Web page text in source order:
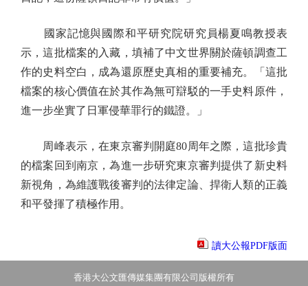
國家記憶與國際和平研究院研究員楊夏鳴教授表
示，這批檔案的入藏，填補了中文世界關於薩頓調查工
作的史料空白，成為還原歷史真相的重要補充。「這批
檔案的核心價值在於其作為無可辯駁的一手史料原件，
進一步坐實了日軍侵華罪行的鐵證。」
周峰表示，在東京審判開庭80周年之際，這批珍貴
的檔案回到南京，為進一步研究東京審判提供了新史料
新視角，為維護戰後審判的法律定論、捍衛人類的正義
和平發揮了積極作用。
讀大公報PDF版面
香港大公文匯傳媒集團有限公司版權所有